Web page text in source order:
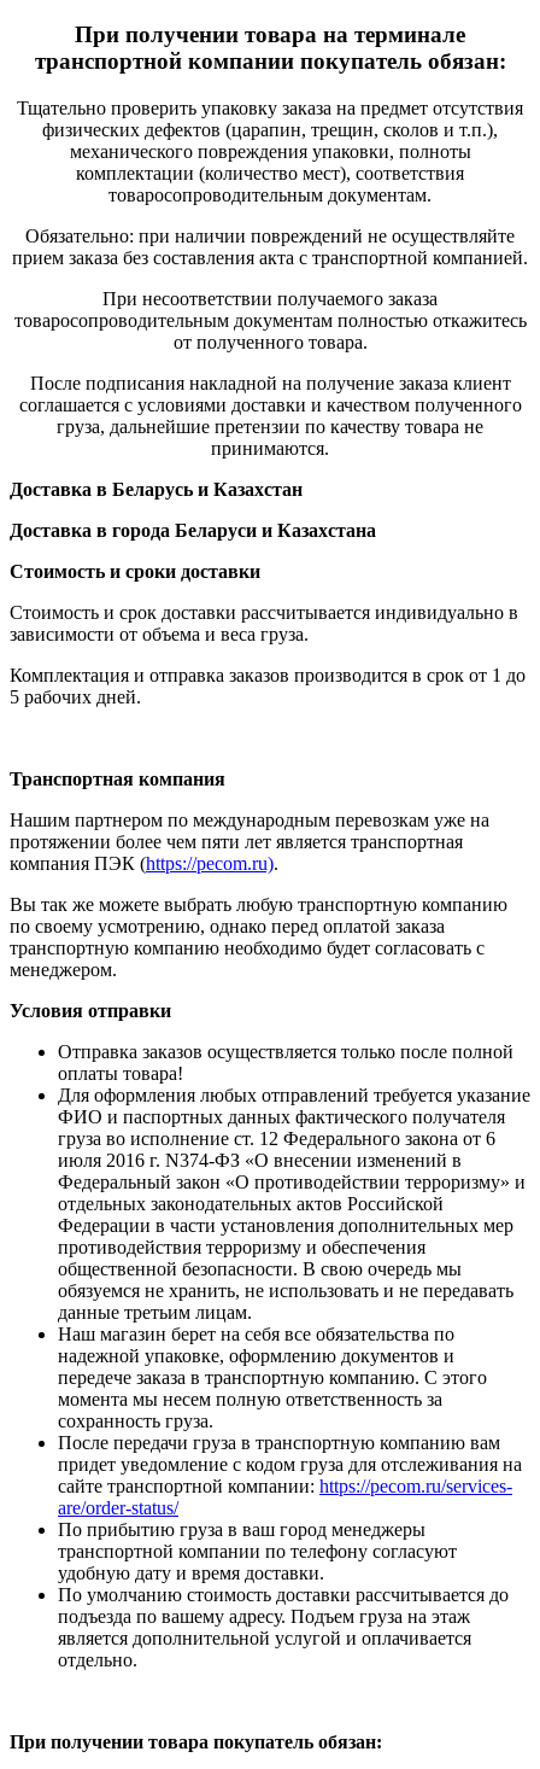
При получении товара на терминале
транспортной компании покупатель обязан:
Тщательно проверить упаковку заказа на предмет отсутствия
физических дефектов (царапин, трещин, сколов и т.п.),
механического повреждения упаковки, полноты
комплектации (количество мест), соответствия
товаросопроводительным документам.
Обязательно: при наличии повреждений не осуществляйте
прием заказа без составления акта с транспортной компанией.
При несоответствии получаемого заказа
товаросопроводительным документам полностью откажитесь
от полученного товара.
После подписания накладной на получение заказа клиент
соглашается с условиями доставки и качеством полученного
груза, дальнейшие претензии по качеству товара не
принимаются.
Доставка в Беларусь и Казахстан
Доставка в города Беларуси и Казахстана
Стоимость и сроки доставки
Стоимость и срок доставки рассчитывается индивидуально в
зависимости от объема и веса груза.
Комплектация и отправка заказов производится в срок от 1 до
5 рабочих дней.
Транспортная компания
Нашим партнером по международным перевозкам уже на
протяжении более чем пяти лет является транспортная
компания ПЭК (https://pecom.ru).
Вы так же можете выбрать любую транспортную компанию
по своему усмотрению, однако перед оплатой заказа
транспортную компанию необходимо будет согласовать с
менеджером.
Условия отправки
Отправка заказов осуществляется только после полной
оплаты товара!
Для оформления любых отправлений требуется указание
ФИО и паспортных данных фактического получателя
груза во исполнение ст. 12 Федерального закона от 6
июля 2016 г. N374-ФЗ «О внесении изменений в
Федеральный закон «О противодействии терроризму» и
отдельных законодательных актов Российской
Федерации в части установления дополнительных мер
противодействия терроризму и обеспечения
общественной безопасности. В свою очередь мы
обязуемся не хранить, не использовать и не передавать
данные третьим лицам.
Наш магазин берет на себя все обязательства по
надежной упаковке, оформлению документов и
передече заказа в транспортную компанию. С этого
момента мы несем полную ответственность за
сохранность груза.
После передачи груза в транспортную компанию вам
придет уведомление с кодом груза для отслеживания на
сайте транспортной компании: https://pecom.ru/services-
are/order-status/
По прибытию груза в ваш город менеджеры
транспортной компании по телефону согласуют
удобную дату и время доставки.
По умолчанию стоимость доставки рассчитывается до
подъезда по вашему адресу. Подъем груза на этаж
является дополнительной услугой и оплачивается
отдельно.
При получении товара покупатель обязан: